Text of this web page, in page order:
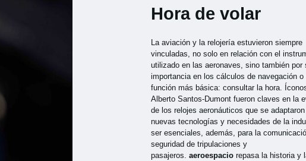
Hora de volar
La aviación y la relojería estuvieron siempre
vinculadas, no solo en relación con el
utilizado en las aeronaves, sino también por
importancia en los cálculos de navegación o
función más básica: consultar la hora.
Alberto Santos-Dumont fueron claves en la
de los relojes aeronáuticos que se
nuevas tecnologías y necesidades de la
ser esenciales, además, para la
seguridad de tripulaciones y
pasajeros.aeroespaciorepasa la historia y